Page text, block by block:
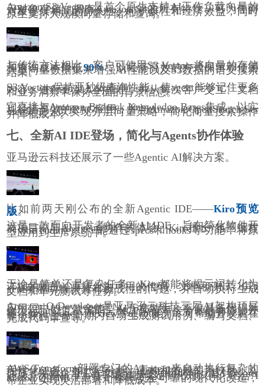
Amazon S3 Vectors是首个原生支持AI工作负载向量的
云对象存储，拥有Amazon S3的所有特性，可为任何
对象提供相同的持久性、可扩展性和经济效益，同时
原生支持大规模向量存储和查询。
与传统方法相比，客户可使用S3 Vectors将向量的存储
和查询成本降低90%，以经济高效的方式保留和使用
大型向量数据集来增强AI性能以及S3数据的语义搜索
结果。
S3 Vectors保持亚秒级查询性能，使agent能够记住更多
内容、进行更深入的推理，并从每次客户交互、文档
和业务洞察中保持全面的背景信息。
它直接与Amazon Bedrock Knowledge Bases集成，以实
现经济高效的RAG应用，并与Amazon OpenSearch Ser
vice集成，以实现分层向量策略，简化向量搜索操作
并降低成本。
七、全新AI IDE登场，简化与Agents协作体验
亚马逊云科技还展示了一些Agentic AI解决方案。
比如前两天刚公布的全新Agentic IDE——Kiro预览
版。
这是一款面向开发者的全新AI IDE，旨在简化软件开
发项目中与AI agents协作的体验。Kiro擅长“氛围编程
（vibe coding）”，能通过specs和hooks等功能，将原
型应用到生产系统中。
无论是简单还是复杂任务，Kiro都能将提示词转化为
详细的规范，再转化为可用的代码、文档和测试。其a
gent可帮助解决具有挑战性的问题，并自动执行生成
文档和单元测试等任务。
Amazon Q Developer是亚马逊云科技三层AI架构顶层
应用层中的一款全能型AI开发助手，不仅具备代码补
全、agent交互式编码、MCP协议对接等基础功能，还
提供/test、/doc、/review等agent能力，可帮助开发者在
整个软件生命周期内自动生成测试用例、编写文档、
完成代码审查等。
AWS Transform部署专门的AI agent来自动执行复杂的
现代化任务，如代码分析、重构和依赖关系映射，从
而显著缩短企业工作负载迁移的项目时间。其针对.net
迁移、大型机、Java等场景提供定制化知识库，结合A
mazon Q的MCP工具，保障安全可靠的现代化改造，
帮企业实现灵活部署和降低成本。